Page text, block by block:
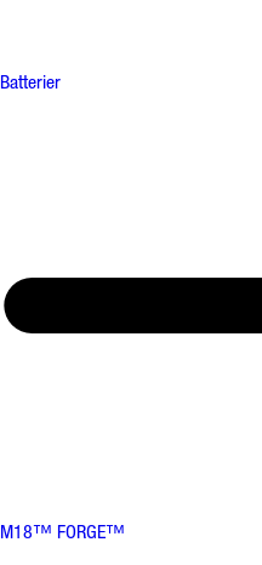
Batterier
M18™ FORGE™